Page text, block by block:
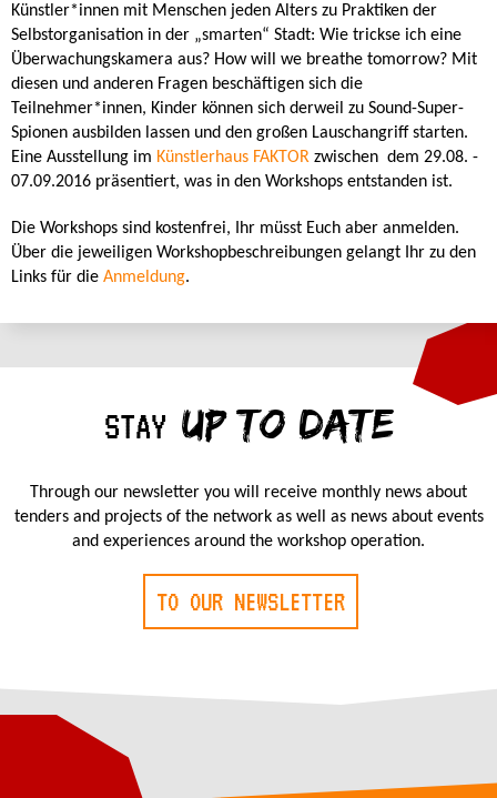
Künstler*innen mit Menschen jeden Alters zu Praktiken der
Selbstorganisation in der „smarten“ Stadt: Wie trickse ich eine
Überwachungskamera aus? How will we breathe tomorrow? Mit
diesen und anderen Fragen beschäftigen sich die
Teilnehmer*innen, Kinder können sich derweil zu Sound-Super-
Spionen ausbilden lassen und den großen Lauschangriff starten.
Eine Ausstellung im Künstlerhaus FAKTOR zwischen dem 29.08. -
07.09.2016 präsentiert, was in den Workshops entstanden ist.
Die Workshops sind kostenfrei, Ihr müsst Euch aber anmelden.
Über die jeweiligen Workshopbeschreibungen gelangt Ihr zu den
Links für die Anmeldung.
STAY UP TO DATE
Through our newsletter you will receive monthly news about
tenders and projects of the network as well as news about events
and experiences around the workshop operation.
TO OUR NEWSLETTER